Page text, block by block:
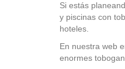
Si estás
y piscinas con
hoteles.
En nuestra web
enormes